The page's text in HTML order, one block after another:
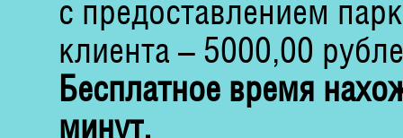
с предоставлением
клиента – 5000,00
Бесплатное время
минут.